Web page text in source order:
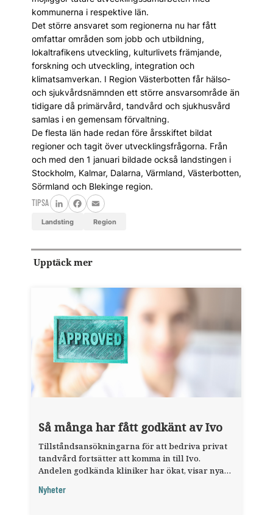
kommunerna i respektive län.
Det större ansvaret som regionerna nu har fått
omfattar områden som jobb och utbildning,
lokaltrafikens utveckling, kulturlivets främjande,
forskning och utveckling, integration och
klimatsamverkan. I Region Västerbotten får hälso-
och sjukvårdsnämnden ett större ansvarsområde än
tidigare då primärvård, tandvård och sjukhusvård
samlas i en gemensam förvaltning.
De flesta län hade redan före årsskiftet bildat
regioner och tagit över utvecklingsfrågorna. Från
och med den 1 januari bildade också landstingen i
Stockholm, Kalmar, Dalarna, Värmland, Västerbotten,
Sörmland och Blekinge region.
TIPSA
LinkedInFacebook
Email
landsting region
Upptäck mer
Så många har fått godkänt av Ivo
Tillståndsansökningarna för att bedriva privat
tandvård fortsätter att komma in till Ivo.
Andelen godkända kliniker har ökat, visar nya
Nyheter